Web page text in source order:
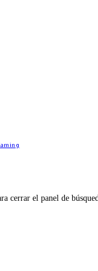
cerrar el panel de